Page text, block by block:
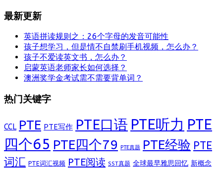
最新更新
英语拼读规则之：26个字母的发音可能性
孩子想学习，但是情不自禁刷手机视频，怎么办？
孩子不爱读英文书，怎么办？
启蒙英语老师家长如何选择？
澳洲奖学金考试需不需要背单词？
热门关键字
CCL PTE PTE写作 PTE口语 PTE听力 PTE
四个65 PTE四个79 PTE真题 PTE经验 PTE
词汇 PTE词汇视频 PTE阅读 SST真题 全球最早雅思回忆 新概念